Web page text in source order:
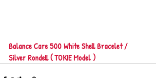
Balance Care 500 White Shell Bracelet /
Silver Rondell ( TOKIE Model )